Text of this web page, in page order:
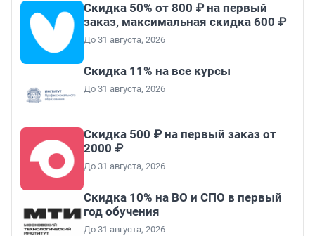
Скидка 50% от 800 ₽ на первый
заказ, максимальная скидка 600 ₽
До 31 августа, 2026
Скидка 11% на все курсы
До 31 августа, 2026
Скидка 500 ₽ на первый заказ от
2000 ₽
До 31 августа, 2026
Скидка 10% на ВО и СПО в первый
год обучения
До 31 августа, 2026